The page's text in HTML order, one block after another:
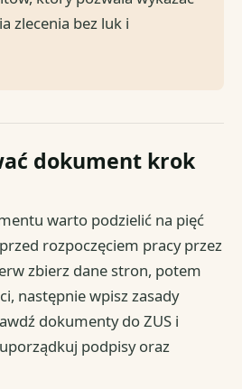
zlecenia bez luk i
dokument krok
warto podzielić na pięć
rozpoczęciem pracy przez
zbierz dane stron, potem
następnie wpisz zasady
dokumenty do ZUS i
podpisy oraz